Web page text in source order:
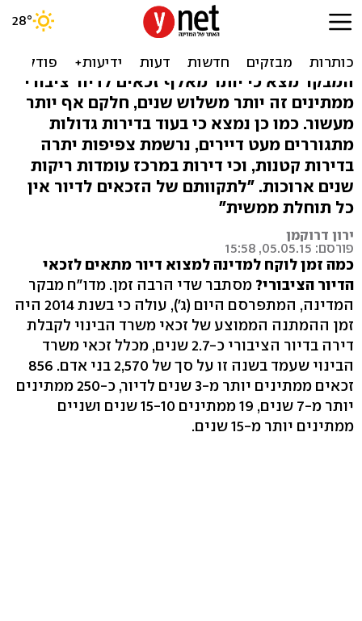
חוסר יעילות במשרד הבינוי:
"זכאים מחכים שנים לדיור"
המבקר מצא כי יותר מאלף זכאים לדיור ציבורי
ממתינים זה יותר משלוש שנים, חלקם אף יותר
מעשור. כמו כן נמצא כי בעוד בדירות גדולות
מתגוררים מעט דיירים, נרשמת צפיפות יתרה
בדירות קטנות, וכי דירות במרכז עומדות ריקות
שנים ארוכות. "לתקוותם של הזכאים לדיור אין
כל תוחלת ממשית"
ירון דרוקמן
פורסם: 05.05.15, 15:58
כמה זמן לוקח למדינה למצוא דיור מתאים לזכאי
הדיור הציבורי? מסתבר שדי הרבה זמן. מדו"ח מבקר
המדינה, המתפרסם היום (ג'), עולה כי בשנת 2014 היה
זמן ההמתנה הממוצע של זכאי משרד הבינוי לקבלת
דירה בדיור הציבורי כ-2.7 שנים, מכלל זכאי משרד
הבינוי שעמד בשנה זו על סך של 2,570 בני אדם. 856
זכאים ממתינים יותר מ-3 שנים לדיור, כ-250 ממתינים
יותר מ-7 שנים, 19 ממתינים 15-10 שנים ושניים
ממתינים יותר מ-15 שנים.